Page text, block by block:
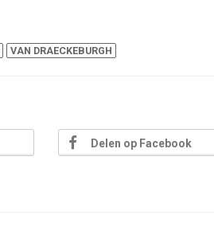
VAN DRAECKEBURGH
Delen op Facebook